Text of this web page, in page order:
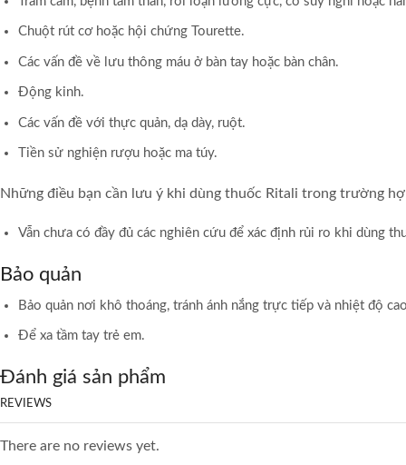
Chuột rút cơ hoặc hội chứng Tourette.
Các vấn đề về lưu thông máu ở bàn tay hoặc bàn chân.
Động kinh.
Các vấn đề với thực quản, dạ dày, ruột.
Tiền sử nghiện rượu hoặc ma túy.
Những điều bạn cần lưu ý khi dùng thuốc Ritali trong trường
Vẫn chưa có đầy đủ các nghiên cứu để xác định rủi ro khi dùng
Bảo quản
Bảo quản nơi khô thoáng, tránh ánh nắng trực tiếp và nhiệt độ
Để xa tầm tay trẻ em.
Đánh giá sản phẩm
REVIEWS
There are no reviews yet.